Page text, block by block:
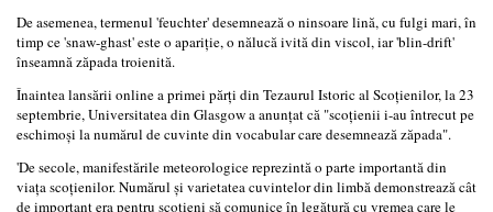
De asemenea, termenul 'feuchter' desemnează o ninsoare lină, cu fulgi mari, în
timp ce 'snaw-ghast' este o apariţie, o nălucă ivită din viscol, iar 'blin-drift'
înseamnă zăpada troienită.
Înaintea lansării online a primei părţi din Tezaurul Istoric al Scoţienilor, la 23
septembrie, Universitatea din Glasgow a anunţat că "scoţienii i-au întrecut pe
eschimoşi la numărul de cuvinte din vocabular care desemnează zăpada".
'De secole, manifestările meteorologice reprezintă o parte importantă din
viaţa scoţienilor. Numărul şi varietatea cuvintelor din limbă demonstrează cât
de important era pentru scoţieni să comunice în legătură cu vremea care le